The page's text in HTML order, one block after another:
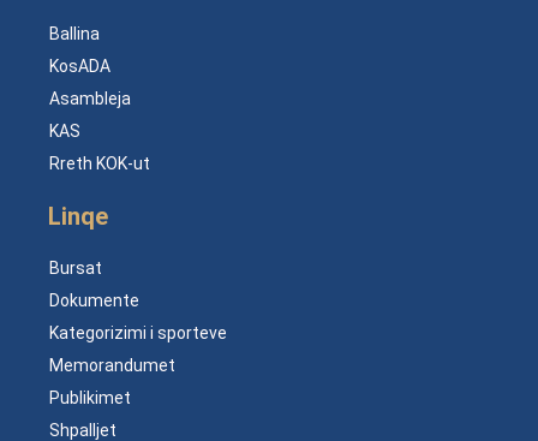
Ballina
KosADA
Asambleja
KAS
Rreth KOK-ut
Linqe
Bursat
Dokumente
Kategorizimi i sporteve
Memorandumet
Publikimet
Shpalljet